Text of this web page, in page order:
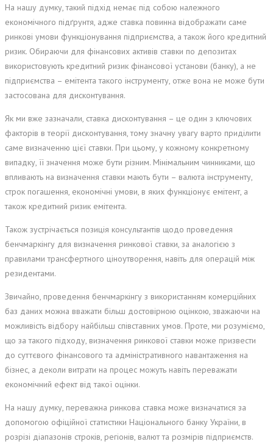
На нашу думку, такий підхід немає під собою належного
економічного підґрунтя, адже ставка повинна відображати саме
ринкові умови функціонування підприємства, а також його кредитний
ризик. Обираючи для фінансових активів ставки по депозитах
використовують кредитний ризик фінансової установи (банку), а не
підприємства – емітента такого інструменту, отже вона не може бути
застосована для дисконтування.
Як ми вже зазначали, ставка дисконтування – це один з ключових
факторів в теорії дисконтування, тому значну увагу варто приділити
саме визначенню цієї ставки. При цьому, у кожному конкретному
випадку, її значення може бути різним. Мінімальним чинниками, що
впливають на визначення ставки мають бути – валюта інструменту,
строк погашення, економічні умови, в яких функціонує емітент, а
також кредитний ризик емітента.
Також зустрічається позиція консультантів щодо проведення
бенчмаркінгу для визначення ринкової ставки, за аналогією з
правилами трансфертного ціноутворення, навіть для операцій між
резидентами.
Звичайно, проведення бенчмаркінгу з використанням комерційних
баз даних можна вважати більш достовірною оцінкою, зважаючи на
можливість відбору найбільш співставних умов. Проте, ми розуміємо,
що за такого підходу, визначення ринкової ставки може призвести
до суттєвого фінансового та адміністративного навантаження на
бізнес, а деколи витрати на процес можуть навіть переважати
економічний ефект від такої оцінки.
На нашу думку, переважна ринкова ставка може визначатися за
допомогою офіційної статистики Національного банку України, в
розрізі діапазонів строків, регіонів, валют та розмірів підприємств.